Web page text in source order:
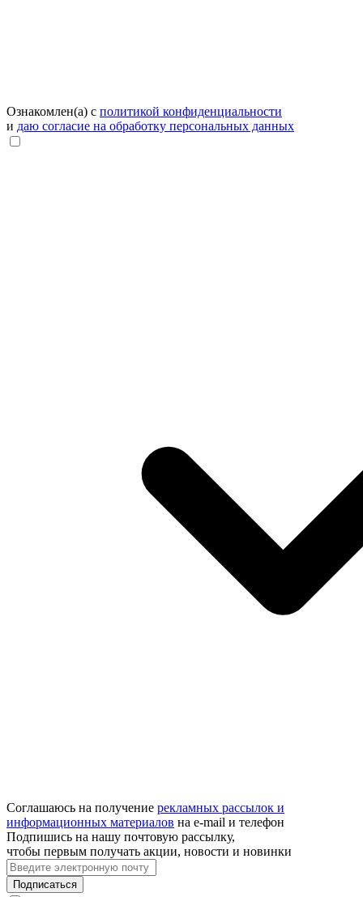
Ознакомлен(а) с политикой конфиденциальности
и даю согласие на обработку персональных данных
Соглашаюсь на получение рекламных рассылок и
информационных материалов на e‑mail и телефон
Подпишись на нашу почтовую рассылку,
чтобы первым получать акции, новости и новинки
Подписаться